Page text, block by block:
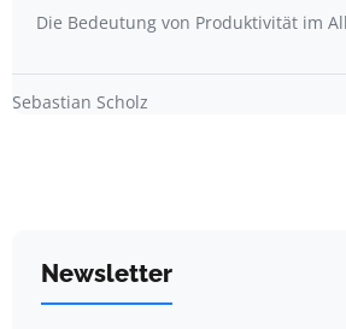
Die Bedeutung von Produktivität im
Sebastian Scholz
Newsletter